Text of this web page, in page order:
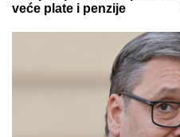
veće plate i penzije